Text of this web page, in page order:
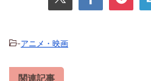
-アニメ・映画
関連記事